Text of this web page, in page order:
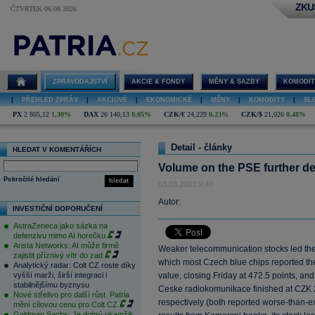
ČTVRTEK 06.08.2026
ZPRAVODAJSTVÍ AKCIE & FONDY MĚNY & SAZBY
PŘEHLED ZPRÁV AKCIOVÉ EKONOMICKÉ MĚNY KOMODITY
PX 2 805,12 1,30% DAX 26 140,13 0,05% CZK/€ 24,229 0,23% CZK/$ 21,026 0,48%
HLEDAT V KOMENTÁŘÍCH
hledat
Pokročilé hledání
INVESTIČNÍ DOPORUČENÍ
AstraZeneca jako sázka na
defenzivu mimo AI horečku
Arista Networks: AI může firmě
zajistit příznivý vítr do zad
Analytický radar: Colt CZ roste díky
vyšší marži, širší integraci i
stabilnějšímu byznysu
Nové střelivo pro další růst. Patria
mění cílovou cenu pro Colt CZ
Detail - články
Volume on the PSE further
03.03.2003 9:40
Autor:
Weaker telecommunication stocks led
which most Czech blue chips reported
value, closing Friday at 472.5 points,
Ceske radiokomunikace finished at
respectively (both reported worse-than-